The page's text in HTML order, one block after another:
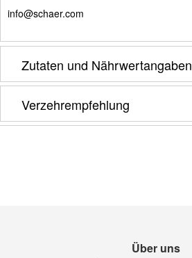
info@schaer.com
Zutaten und Nährwertangaben
Verzehrempfehlung
Über uns